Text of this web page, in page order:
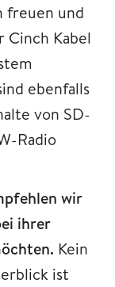
freuen und
Cinch Kabel
ebenfalls
von SD-
Radio
wir
ihrer
Kein
ist